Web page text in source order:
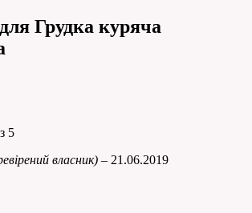
Грудка куряча
з 5
власник) – 21.06.2019